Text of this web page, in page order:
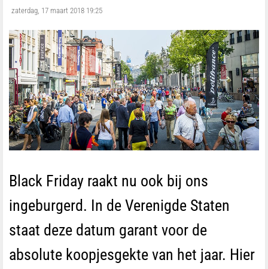
zaterdag, 17 maart 2018 19:25
Black Friday raakt nu ook bij ons
ingeburgerd. In de Verenigde Staten
staat deze datum garant voor de
absolute koopjesgekte van het jaar. Hier